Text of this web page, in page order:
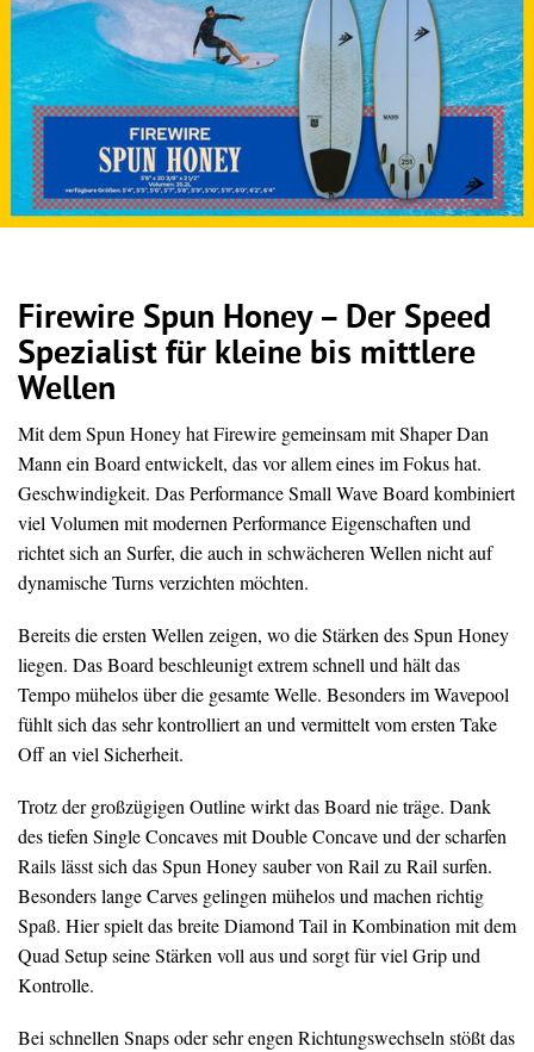
Firewire Spun Honey – Der Speed
Spezialist für kleine bis mittlere
Wellen
Mit dem Spun Honey hat Firewire gemeinsam mit Shaper Dan
Mann ein Board entwickelt, das vor allem eines im Fokus hat.
Geschwindigkeit. Das Performance Small Wave Board kombiniert
viel Volumen mit modernen Performance Eigenschaften und
richtet sich an Surfer, die auch in schwächeren Wellen nicht auf
dynamische Turns verzichten möchten.
Bereits die ersten Wellen zeigen, wo die Stärken des Spun Honey
liegen. Das Board beschleunigt extrem schnell und hält das
Tempo mühelos über die gesamte Welle. Besonders im Wavepool
fühlt sich das sehr kontrolliert an und vermittelt vom ersten Take
Off an viel Sicherheit.
Trotz der großzügigen Outline wirkt das Board nie träge. Dank
des tiefen Single Concaves mit Double Concave und der scharfen
Rails lässt sich das Spun Honey sauber von Rail zu Rail surfen.
Besonders lange Carves gelingen mühelos und machen richtig
Spaß. Hier spielt das breite Diamond Tail in Kombination mit dem
Quad Setup seine Stärken voll aus und sorgt für viel Grip und
Kontrolle.
Bei schnellen Snaps oder sehr engen Richtungswechseln stößt das